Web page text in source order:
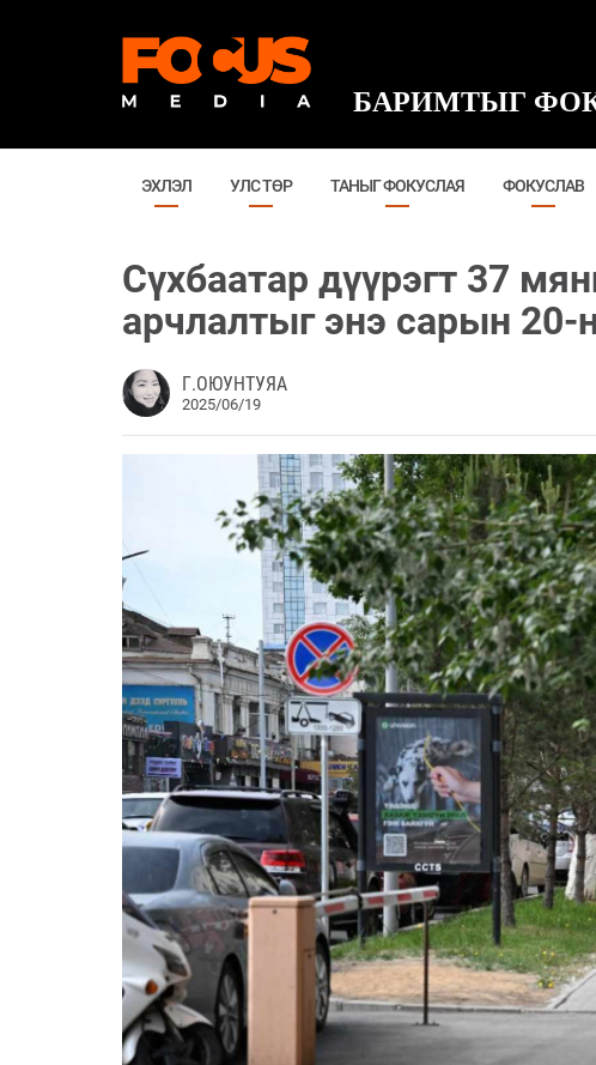
БАРИМТЫГ
ЭХЛЭЛ УЛС ТӨР ТАНЫГ ФОКУСЛАЯ ФОКУСЛАВ
Сүхбаатар дүүрэгт 37
арчлалтыг энэ сарын 20-
Г.ОЮУНТУЯА
2025/06/19